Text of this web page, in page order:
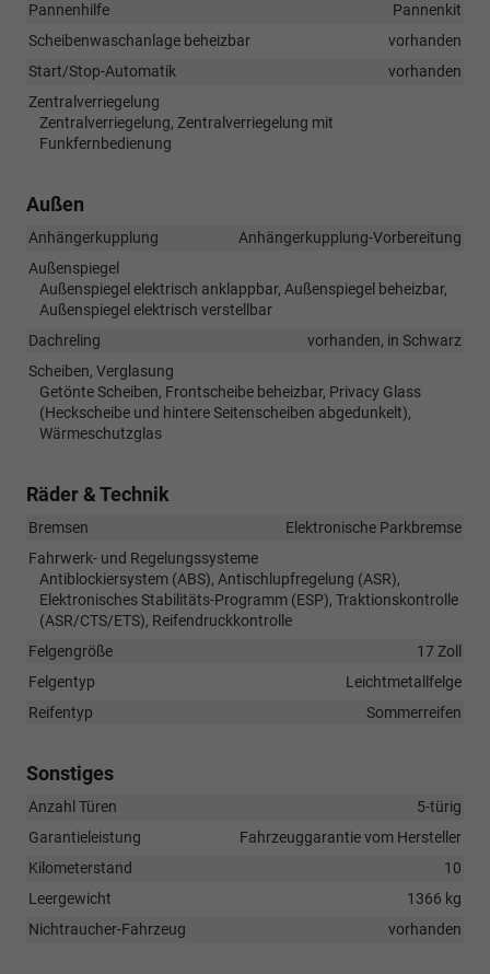
Pannenhilfe
Pannenkit
Scheibenwaschanlage beheizbar
vorhanden
Start/Stop-Automatik
vorhanden
Zentralverriegelung
Zentralverriegelung, Zentralverriegelung mit
Funkfernbedienung
Außen
Anhängerkupplung
Anhängerkupplung-Vorbereitung
Außenspiegel
Außenspiegel elektrisch anklappbar, Außenspiegel beheizbar,
Außenspiegel elektrisch verstellbar
Dachreling
vorhanden, in Schwarz
Scheiben, Verglasung
Getönte Scheiben, Frontscheibe beheizbar, Privacy Glass
(Heckscheibe und hintere Seitenscheiben abgedunkelt),
Wärmeschutzglas
Räder & Technik
Bremsen
Elektronische Parkbremse
Fahrwerk- und Regelungssysteme
Antiblockiersystem (ABS), Antischlupfregelung (ASR),
Elektronisches Stabilitäts-Programm (ESP), Traktionskontrolle
(ASR/CTS/ETS), Reifendruckkontrolle
Felgengröße
17 Zoll
Felgentyp
Leichtmetallfelge
Reifentyp
Sommerreifen
Sonstiges
Anzahl Türen
5-türig
Garantieleistung
Fahrzeuggarantie vom Hersteller
Kilometerstand
10
Leergewicht
1366 kg
Nichtraucher-Fahrzeug
vorhanden